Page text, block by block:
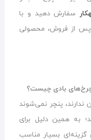
سفارش دهید و با
از فروش، محصولی
بادی چیست؟
ندارند، پنچر نمی‌شوند
به همین دلیل برای
گزینه‌ای بسیار مناسب